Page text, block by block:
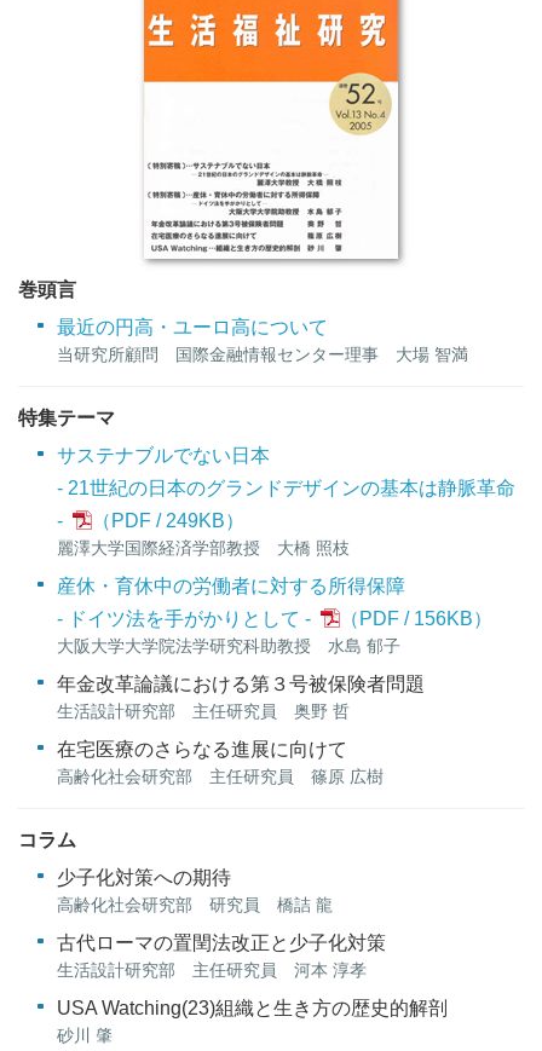
巻頭言
最近の円高・ユーロ高について
当研究所顧問 国際金融情報センター理事 大場 智満
特集テーマ
サステナブルでない日本
- 21世紀の日本のグランドデザインの基本は静脈革命
-
249KB）
麗澤大学国際経済学部教授 大橋 照枝
産休・育休中の労働者に対する所得保障
- ドイツ法を手がかりとして -
156KB）
大阪大学大学院法学研究科助教授 水島 郁子
年金改革論議における第３号被保険者問題
生活設計研究部 主任研究員 奥野 哲
在宅医療のさらなる進展に向けて
高齢化社会研究部 主任研究員 篠原 広樹
コラム
少子化対策への期待
高齢化社会研究部 研究員 橋詰 龍
古代ローマの置閏法改正と少子化対策
生活設計研究部 主任研究員 河本 淳孝
USA Watching(23)組織と生き方の歴史的解剖
砂川 肇